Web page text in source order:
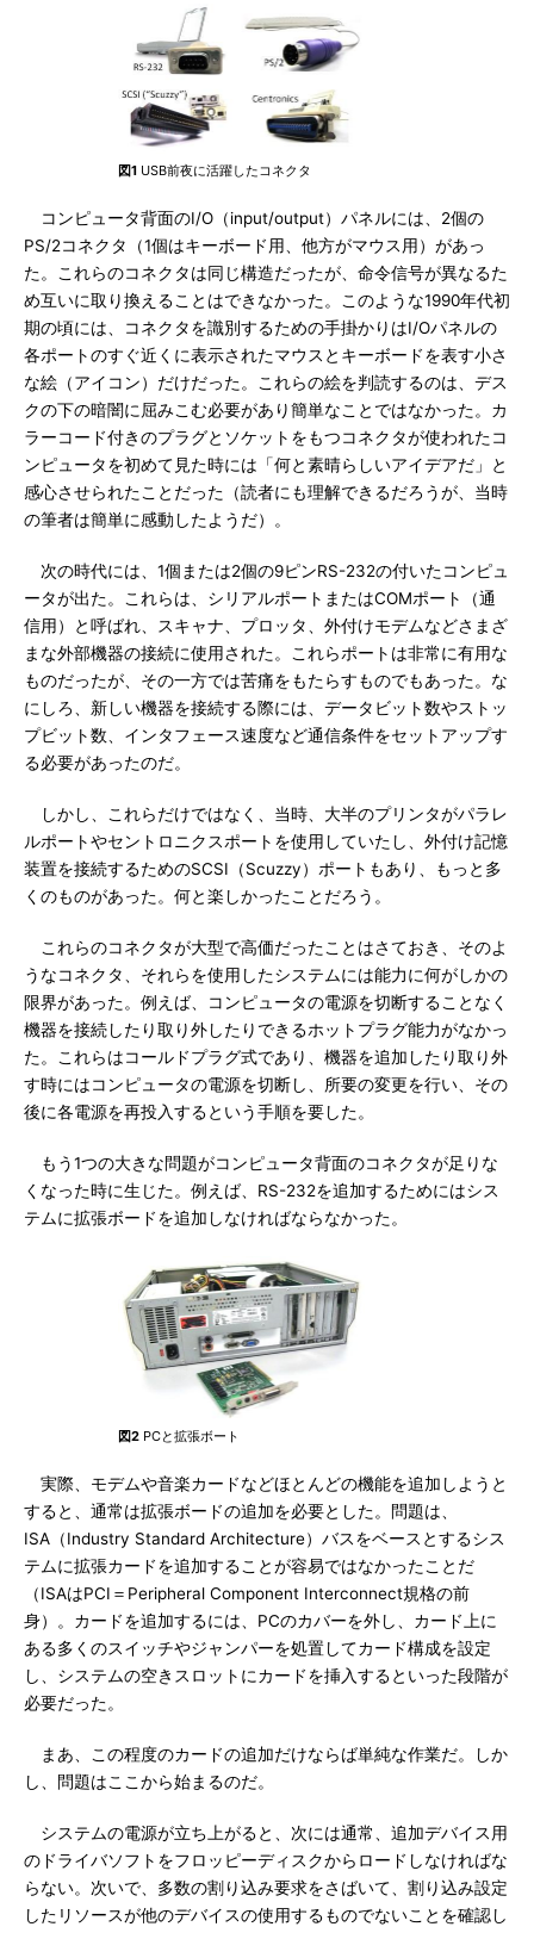
図1 USB前夜に活躍したコネクタ
コンピュータ背面のI/O（input/output）パネルには、2個の
PS/2コネクタ（1個はキーボード用、他方がマウス用）があっ
た。これらのコネクタは同じ構造だったが、命令信号が異なるた
め互いに取り換えることはできなかった。このような1990年代初
期の頃には、コネクタを識別するための手掛かりはI/Oパネルの
各ポートのすぐ近くに表示されたマウスとキーボードを表す小さ
な絵（アイコン）だけだった。これらの絵を判読するのは、デス
クの下の暗闇に屈みこむ必要があり簡単なことではなかった。カ
ラーコード付きのプラグとソケットをもつコネクタが使われたコ
ンピュータを初めて見た時には「何と素晴らしいアイデアだ」と
感心させられたことだった（読者にも理解できるだろうが、当時
の筆者は簡単に感動したようだ）。
次の時代には、1個または2個の9ピンRS-232の付いたコンピュ
ータが出た。これらは、シリアルポートまたはCOMポート（通
信用）と呼ばれ、スキャナ、プロッタ、外付けモデムなどさまざ
まな外部機器の接続に使用された。これらポートは非常に有用な
ものだったが、その一方では苦痛をもたらすものでもあった。な
にしろ、新しい機器を接続する際には、データビット数やストッ
プビット数、インタフェース速度など通信条件をセットアップす
る必要があったのだ。
しかし、これらだけではなく、当時、大半のプリンタがパラレ
ルポートやセントロニクスポートを使用していたし、外付け記憶
装置を接続するためのSCSI（Scuzzy）ポートもあり、もっと多
くのものがあった。何と楽しかったことだろう。
これらのコネクタが大型で高価だったことはさておき、そのよ
うなコネクタ、それらを使用したシステムには能力に何がしかの
限界があった。例えば、コンピュータの電源を切断することなく
機器を接続したり取り外したりできるホットプラグ能力がなかっ
た。これらはコールドプラグ式であり、機器を追加したり取り外
す時にはコンピュータの電源を切断し、所要の変更を行い、その
後に各電源を再投入するという手順を要した。
もう1つの大きな問題がコンピュータ背面のコネクタが足りな
くなった時に生じた。例えば、RS-232を追加するためにはシス
テムに拡張ボードを追加しなければならなかった。
図2 PCと拡張ボート
実際、モデムや音楽カードなどほとんどの機能を追加しようと
すると、通常は拡張ボードの追加を必要とした。問題は、
ISA（Industry Standard Architecture）バスをベースとするシス
テムに拡張カードを追加することが容易ではなかったことだ
（ISAはPCI＝Peripheral Component Interconnect規格の前
身）。カードを追加するには、PCのカバーを外し、カード上に
ある多くのスイッチやジャンパーを処置してカード構成を設定
し、システムの空きスロットにカードを挿入するといった段階が
必要だった。
まあ、この程度のカードの追加だけならば単純な作業だ。しか
し、問題はここから始まるのだ。
システムの電源が立ち上がると、次には通常、追加デバイス用
のドライバソフトをフロッピーディスクからロードしなければな
らない。次いで、多数の割り込み要求をさばいて、割り込み設定
したリソースが他のデバイスの使用するものでないことを確認し